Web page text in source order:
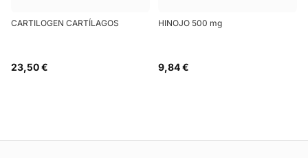
CARTILOGEN CARTÍLAGOS
23,50 €
HINOJO 500 mg
9,84 €